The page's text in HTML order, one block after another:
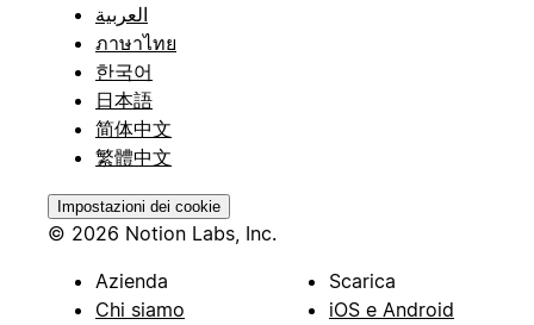
العربية
ภาษาไทย
한국어
日本語
简体中文
繁體中文
Impostazioni dei cookie
© 2026 Notion Labs, Inc.
Azienda
Chi siamo
Scarica
iOS e Android